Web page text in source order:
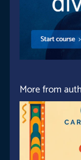
More from